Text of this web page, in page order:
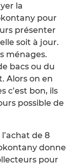
la
pour
présenter
soit à jour.
ménages.
bacs ou du
Alors on en
c’est bon, ils
possible de
de 8
donne
pour